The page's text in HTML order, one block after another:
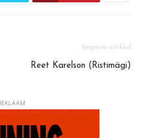
Järgmine artikkel
Reet Karelson (Ristimägi)